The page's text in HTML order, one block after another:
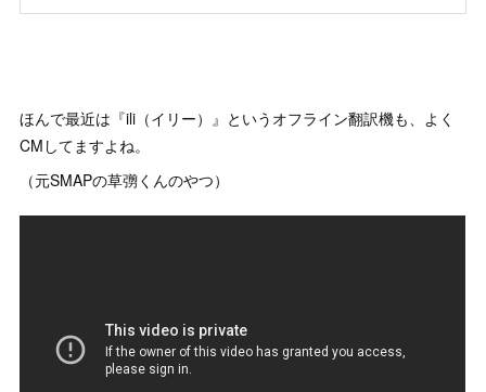
ほんで最近は『ili（イリー）』というオフライン翻訳機も、よく
CMしてますよね。
（元SMAPの草彅くんのやつ）